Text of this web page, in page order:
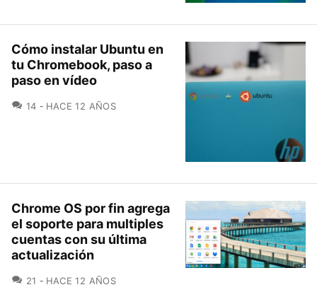
Cómo instalar Ubuntu en
tu Chromebook, paso a
paso en vídeo
14 COMENTARIOS
HACE 12 AÑOS
Chrome OS por fin agrega
el soporte para multiples
cuentas con su última
actualización
21 COMENTARIOS
HACE 12 AÑOS